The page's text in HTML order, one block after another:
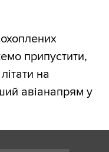
припустити,
на
авіанапрям у